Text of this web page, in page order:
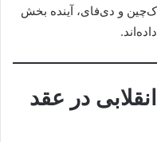
و دی‌فای، آینده بخش
در عقد